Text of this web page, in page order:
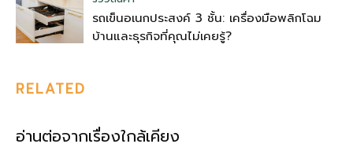
รถเข็นอเนกประสงค์ 3 ชั้น: เครื่องมือพลิกโฉม
บ้านและธุรกิจที่คุณไม่เคยรู้?
RELATED
อ่านต่อจากเรื่องใกล้เคียง